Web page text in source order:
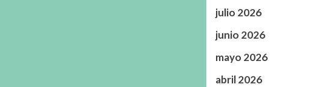
julio 2026
junio 2026
mayo 2026
abril 2026